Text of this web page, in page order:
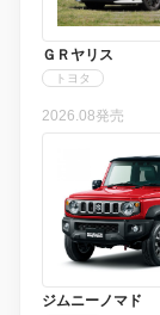
ＧＲヤリス
トヨタ
2026.08発売
ジムニーノマド